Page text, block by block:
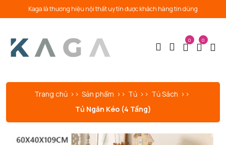
Kaga là thương hiệu nội thất uy tín được khách hàng tin dùng
0 0
Trang chủ Sản phẩm Tủ
Tủ Sách
Tủ Ngăn Kéo (4 Tầng)